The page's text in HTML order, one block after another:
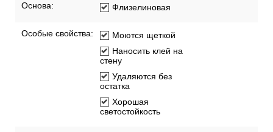
Основа: Флизелиновая
Особые свойства:
Моются щеткой
Наносить клей на
стену
Удаляются без
остатка
Хорошая
светостойкость